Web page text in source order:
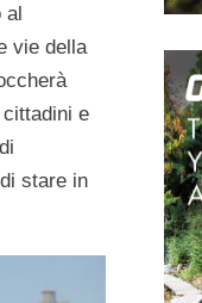
al
vie della
e
stare in